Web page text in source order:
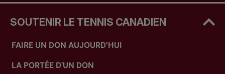
SOUTENIR LE TENNIS CANADIEN
FAIRE UN DON AUJOURD’HUI
LA PORTÉE D'UN DON